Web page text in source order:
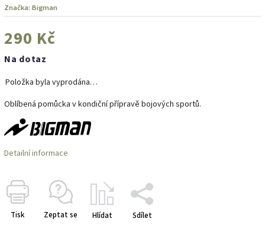
Značka: Bigman
290 Kč
Na dotaz
Položka byla vyprodána…
Oblíbená pomůcka v kondiční přípravě bojových sportů.
Detailní informace
Tisk Zeptat se Hlídat Sdílet